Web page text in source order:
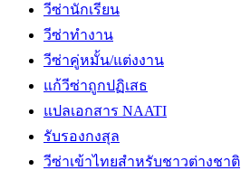
วีซ่านักเรียน
วีซ่าทำงาน
วีซ่าคู่หมั้น/แต่งงาน
แก้วีซ่าถูกปฏิเสธ
แปลเอกสาร NAATI
รับรองกงสุล
วีซ่าเข้าไทยสำหรับชาวต่างชาติ